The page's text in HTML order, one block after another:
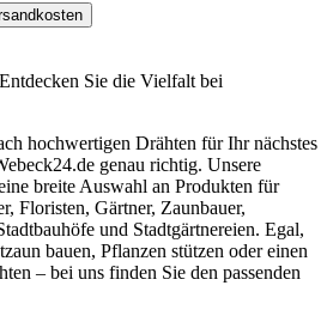
Sie die Vielfalt bei
hochwertigen Drähten für Ihr nächstes
genau richtig. Unsere
breite Auswahl an Produkten für
Floristen, Gärtner, Zaunbauer,
und Stadtgärtnereien. Egal,
bauen, Pflanzen stützen oder einen
– bei uns finden Sie den passenden